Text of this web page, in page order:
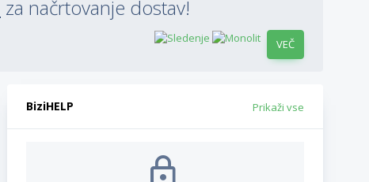
za načrtovanje dostav!
VEČ
BiziHELP Prikaži vse